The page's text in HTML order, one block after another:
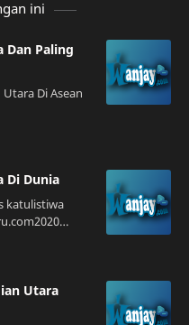
ini
Dan Paling
Di Asean
semua tahu
macam
Di Dunia
katulistiwa
pencinta
tengah
Utara